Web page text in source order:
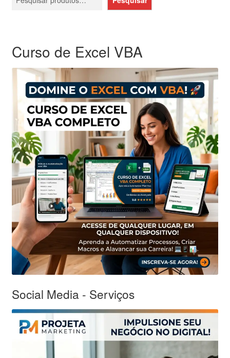
Curso de Excel VBA
Social Media - Serviços